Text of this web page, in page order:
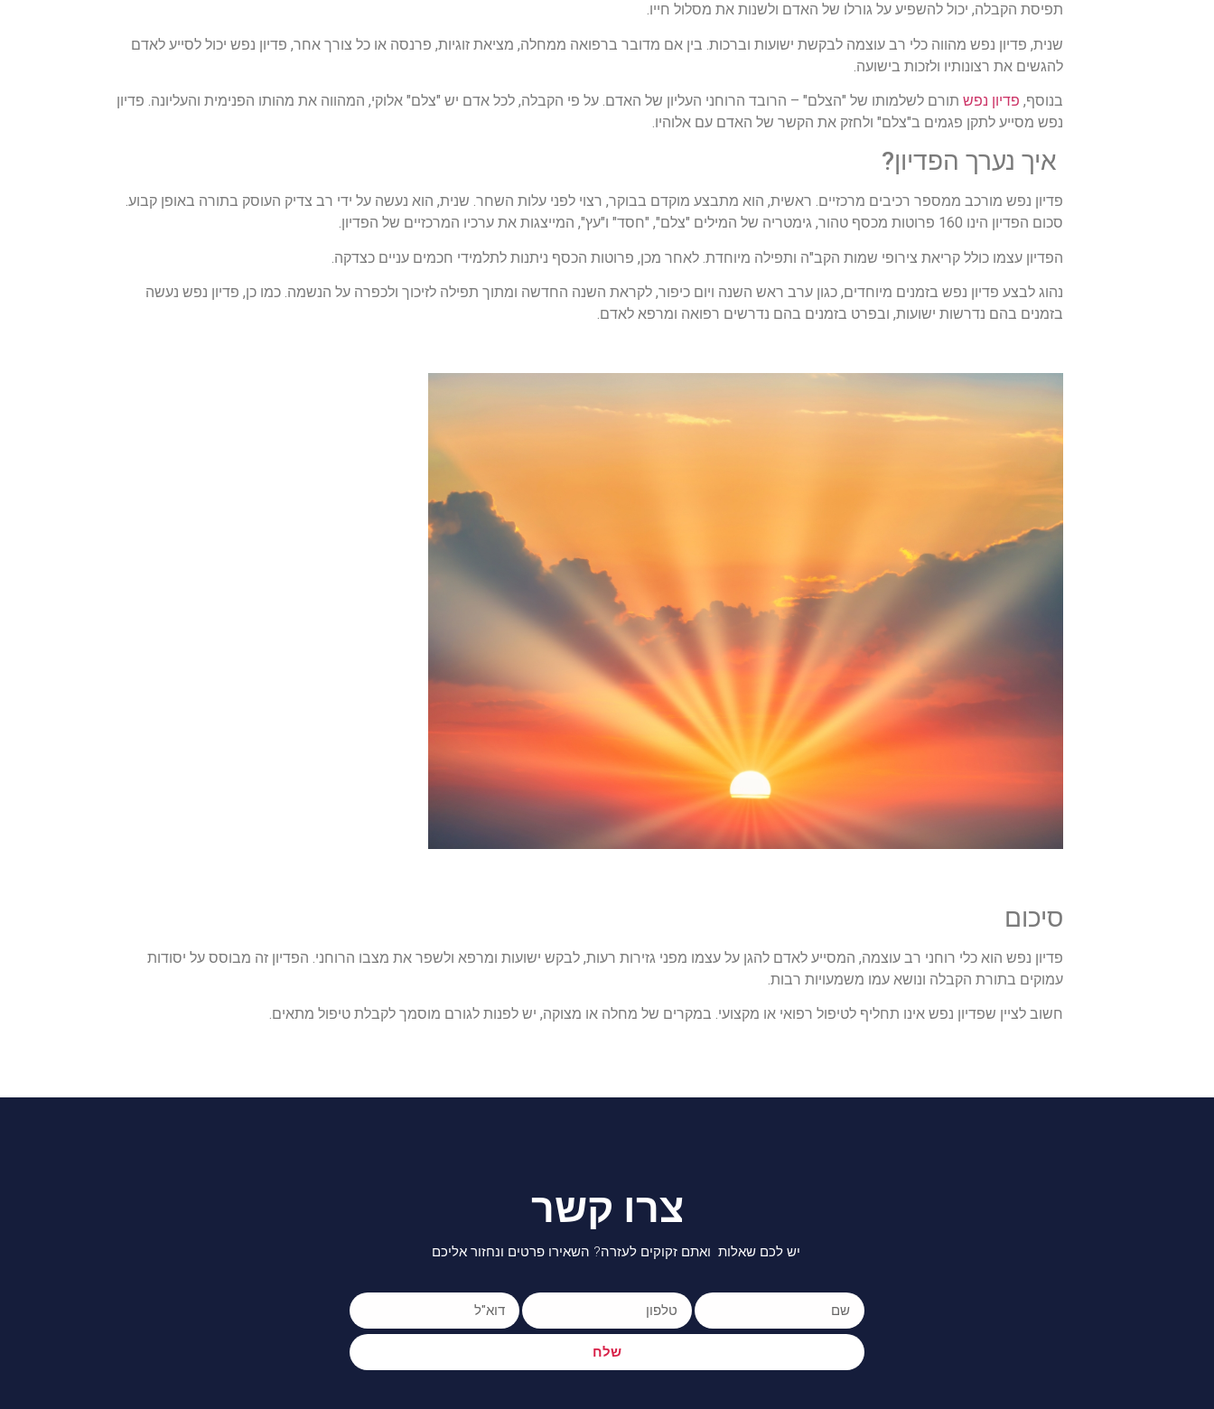
תפיסת הקבלה, יכול להשפיע על גורלו של האדם ולשנות את מסלול חייו.
שנית, פדיון נפש מהווה כלי רב עוצמה לבקשת ישועות וברכות. בין אם מדובר ברפואה ממחלה, מציאת זוגיות, פרנסה או כל צורך אחר, פדיון נפש יכול לסייע לאדם
להגשים את רצונותיו ולזכות בישועה.
בנוסף, פדיון נפש תורם לשלמותו של "הצלם" – הרובד הרוחני העליון של האדם. על פי הקבלה, לכל אדם יש "צלם" אלוקי, המהווה את מהותו הפנימית והעליונה. פדיון
נפש מסייע לתקן פגמים ב"צלם" ולחזק את הקשר של האדם עם אלוהיו.
איך נערך הפדיון?
פדיון נפש מורכב ממספר רכיבים מרכזיים. ראשית, הוא מתבצע מוקדם בבוקר, רצוי לפני עלות השחר. שנית, הוא נעשה על ידי רב צדיק העוסק בתורה באופן קבוע.
סכום הפדיון הינו 160 פרוטות מכסף טהור, גימטריה של המילים "צלם", "חסד" ו"עץ", המייצגות את ערכיו המרכזיים של הפדיון.
הפדיון עצמו כולל קריאת צירופי שמות הקב"ה ותפילה מיוחדת. לאחר מכן, פרוטות הכסף ניתנות לתלמידי חכמים עניים כצדקה.
נהוג לבצע פדיון נפש בזמנים מיוחדים, כגון ערב ראש השנה ויום כיפור, לקראת השנה החדשה ומתוך תפילה לזיכוך ולכפרה על הנשמה. כמו כן, פדיון נפש נעשה
בזמנים בהם נדרשות ישועות, ובפרט בזמנים בהם נדרשים רפואה ומרפא לאדם.
סיכום
פדיון נפש הוא כלי רוחני רב עוצמה, המסייע לאדם להגן על עצמו מפני גזירות רעות, לבקש ישועות ומרפא ולשפר את מצבו הרוחני. הפדיון זה מבוסס על יסודות
עמוקים בתורת הקבלה ונושא עמו משמעויות רבות.
חשוב לציין שפדיון נפש אינו תחליף לטיפול רפואי או מקצועי. במקרים של מחלה או מצוקה, יש לפנות לגורם מוסמך לקבלת טיפול מתאים.
צרו קשר
יש לכם שאלות ואתם זקוקים לעזרה? השאירו פרטים ונחזור אליכם
שלח